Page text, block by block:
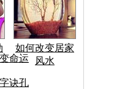
如何改变居家
风水
命运
诀孔